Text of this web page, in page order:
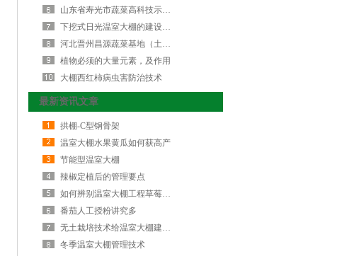
山东省寿光市蔬菜高科技示范园九号…
下挖式日光温室大棚的建设标准
河北晋州昌源蔬菜基地（土墙体日光…
植物必须的大量元素，及作用
大棚西红柿病虫害防治技术
最新资讯文章
拱棚-C型钢骨架
温室大棚水果黄瓜如何获高产
节能型温室大棚
辣椒定植后的管理要点
如何辨别温室大棚工程草莓个头大是否有…
番茄人工授粉讲究多
无土栽培技术给温室大棚建设带来的好处…
冬季温室大棚管理技术